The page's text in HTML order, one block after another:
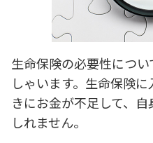
生命保険の必要性につ
しゃいます。生命保険
きにお金が不足して、
しれません。